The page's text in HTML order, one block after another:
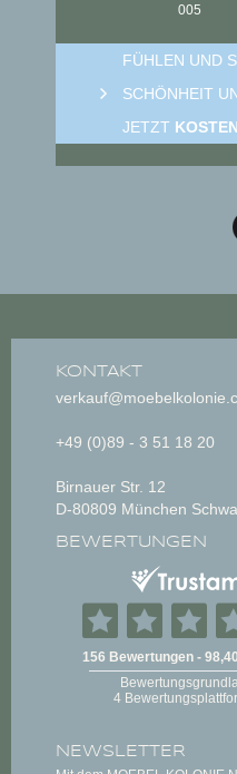
005
FÜHLEN UND
SCHÖNHEIT
JETZT
KONTAKT
+49 (0)89 - 3 51 18 20
Birnauer Str. 12
D-80809 München
BEWERTUNGEN
NEWSLETTER